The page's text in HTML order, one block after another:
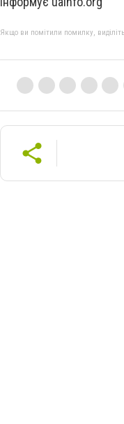
Якщо ви помітили помилку,